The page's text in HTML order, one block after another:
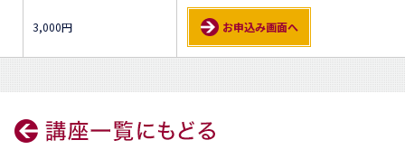
3,000円 お申込み画面へ